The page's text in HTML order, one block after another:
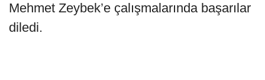
Mehmet Zeybek’e çalışmalarında başarılar
diledi.